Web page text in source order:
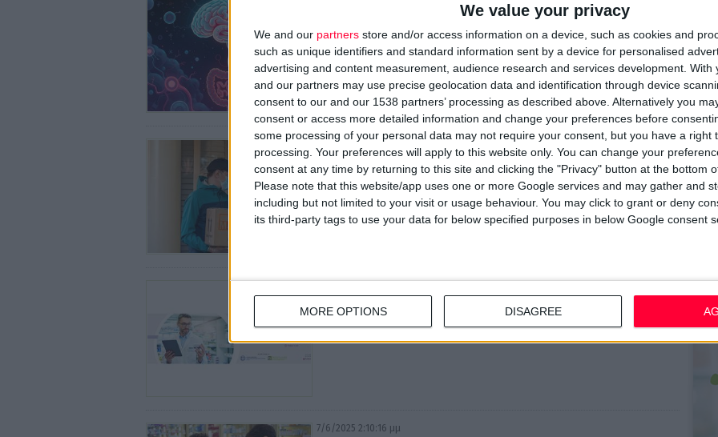
We value your privacy
We and our partners store and/or access information on a device, such as cookies and
such as unique identifiers and standard information sent by a device for personalised
advertising and content measurement, audience research and services development. With
and our partners may use precise geolocation data and identification through device
consent to our and our 1538 partners’ processing as described above. Alternatively you
consent or access more detailed information and change your preferences before
some processing of your personal data may not require your consent, but you have a right
processing. Your preferences will apply to this website only. You can change your
consent at any time by returning to this site and clicking the "Privacy" button at the bottom
Please note that this website/app uses one or more Google services and may gather and
including but not limited to your visit or usage behaviour. You may click to grant or deny
its third-party tags to use your data for below specified purposes in below Google consent
MORE OPTIONS DISAGREE
Ψυχοβιοτικά: Μια νέα κατηγορία ψυχοτρόπων
Όλες οι πληροφορίες για τη δράση τους από την f-anazitisi
10/6/2025 4:29:58 μμ
ΟΣΦΕ: Μόνο η φαρμακοβιομηχανία συμφωνεί με την κατ’ οίκον
διανομή των ΦΥΚ
Ο ΠΦΣ υποστηρίζει ότι το εγχείρημα δεν θα πετύχει
ηλεκτρονικής υγείας
7/6/2025 2:10:16 μμ